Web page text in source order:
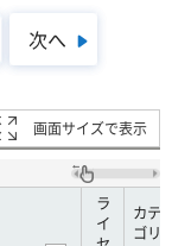
次へ
画面サイズで表示
ラ
イ
カテ
ゴリ